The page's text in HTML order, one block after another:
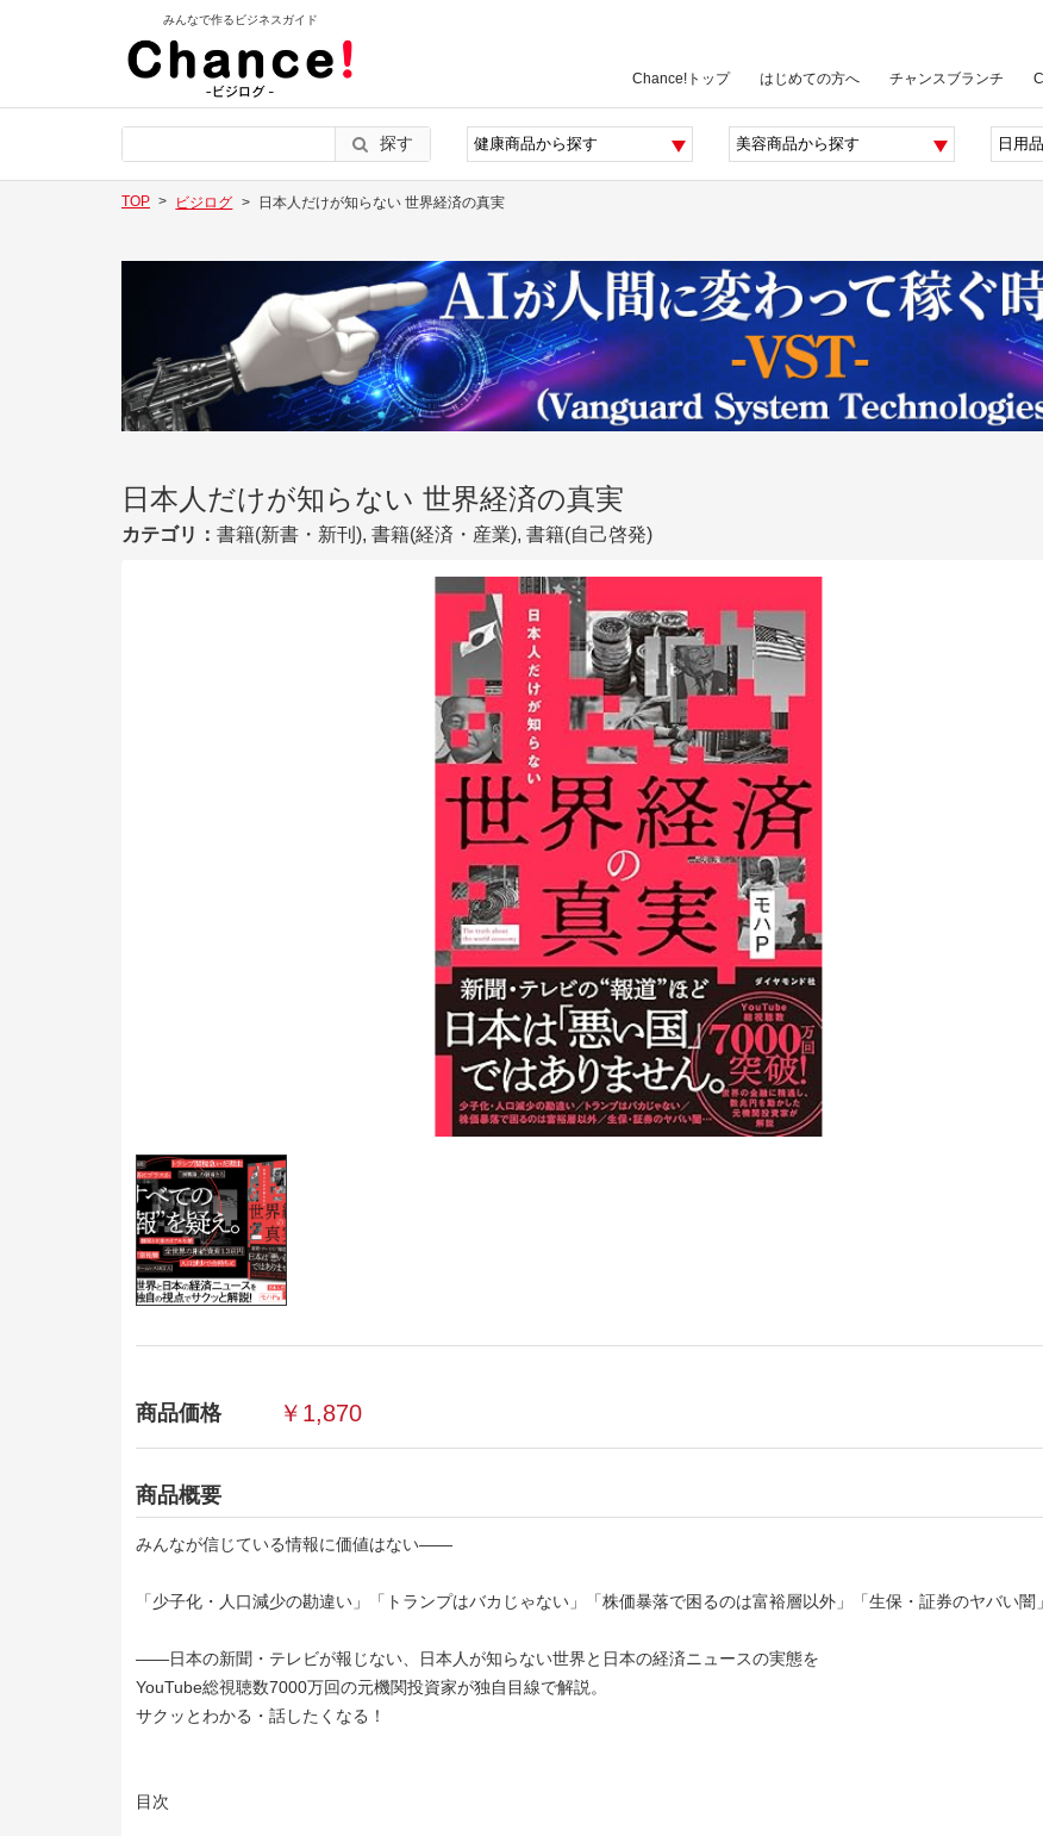
みんなで作るビジネスガイド
Chance!トップ はじめての方へ チャンスブランチ
探す
TOP ビジログ 日本人だけが知らない 世界経済の真実
日本人だけが知らない 世界経済の真実
カテゴリ： 書籍(新書・新刊), 書籍(経済・産業), 書籍(自己啓発)
商品価格 ￥1,870
商品概要
みんなが信じている情報に価値はない――
「少子化・人口減少の勘違い」「トランプはバカじゃない」「株価暴落で困るのは富裕層以外」「生保・証券のヤバい闇」
――日本の新聞・テレビが報じない、日本人が知らない世界と日本の経済ニュースの実態を
YouTube総視聴数7000万回の元機関投資家が独自目線で解説。
サクッとわかる・話したくなる！
目次